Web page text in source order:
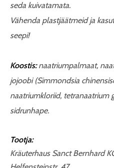
seda kuivatamata.
Vähenda plastjäätmeid ja
seepi!
Koostis:naatriumpalmaat,
jojoobi (Simmondsia
naatriumkloriid, tetranaatrium
sidrunhape.
Tootja:
Kräuterhaus Sanct Bernhard